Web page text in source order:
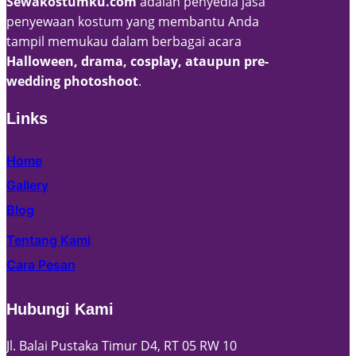
penyewaan kostum yang membantu Anda
tampil memukau dalam berbagai acara
Halloween, drama, cosplay, ataupun pre-
wedding photoshoot.
Links
Home
Gallery
Blog
Tentang Kami
Cara Pesan
Hubungi Kami
Jl. Balai Pustaka Timur D4, RT 05 RW 10